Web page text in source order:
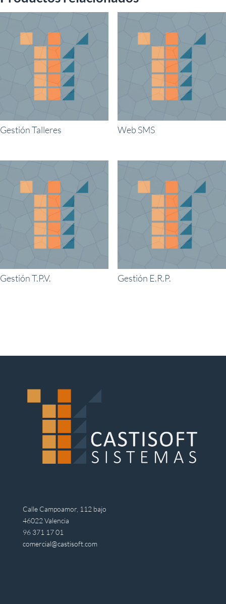
Gestión Talleres Web SMS
Gestión T.P.V. Gestión E.R.P.
Calle Campoamor, 112 bajo
46022 Valencia
96 371 17 01
comercial@castisoft.com